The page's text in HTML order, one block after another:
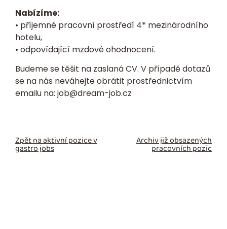
Nabízíme:
• příjemné pracovní prostředí 4* mezinárodního
hotelu,
• odpovídající mzdové ohodnocení.
Budeme se těšit na zaslaná CV. V případě dotazů
se na nás neváhejte obrátit prostřednictvím
emailu na: job@dream-job.cz
Zpět na aktivní pozice v
gastro jobs
Archiv již obsazených
pracovních pozic